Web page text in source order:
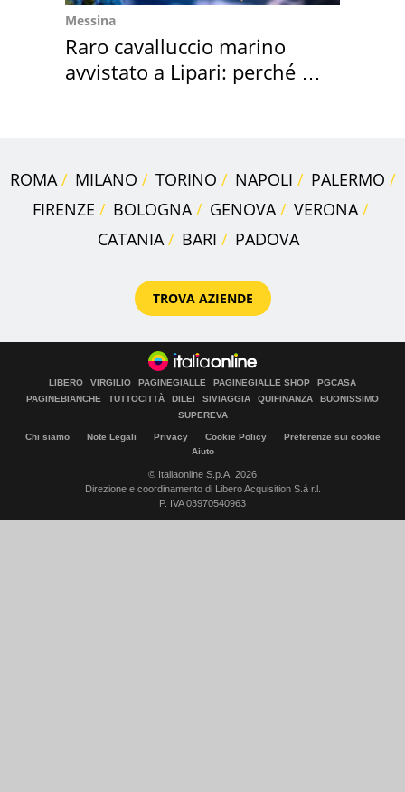
Messina
Raro cavalluccio marino
avvistato a Lipari: perché è
ROMA MILANO TORINO NAPOLI
PALERMO
FIRENZE
BOLOGNA GENOVA
VERONA
CATANIA
BARI PADOVA
TROVA AZIENDE
LIBERO VIRGILIO PAGINEGIALLE PAGINEGIALLE SHOP
PGCASA
PAGINEBIANCHE
TUTTOCITTÀ DILEI SIVIAGGIA QUIFINANZA
BUONISSIMO
SUPEREVA
Chi siamo Note Legali Privacy Cookie Policy
Preferenze sui cookie
Aiuto
© Italiaonline S.p.A. 2026
Direzione e coordinamento di Libero Acquisition S.á r.l.
P. IVA 03970540963